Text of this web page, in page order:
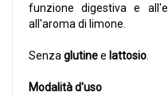
funzione digestiva e
all'aroma di limone.
Senzaglutinee lattosio.
Modalità d'uso